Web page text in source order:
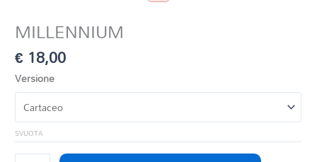
MILLENNIUM
€ 18,00
Versione
SVUOTA